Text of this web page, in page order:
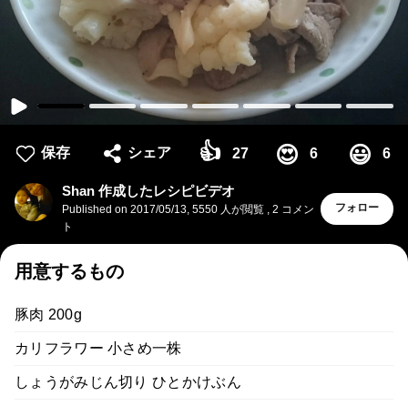
保存 シェア 👍 27 😍 6 😃 6
Shan 作成したレシピビデオ
Published on 2017/05/13 5550 人が閲覧 2 コメン
ト
フォロー
用意するもの
豚肉 200g
カリフラワー 小さめ一株
しょうがみじん切り ひとかけぶん